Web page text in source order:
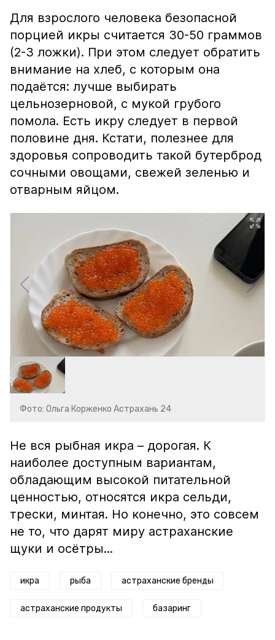
Для взрослого человека безопасной
порцией икры считается 30-50 граммов
(2-3 ложки). При этом следует обратить
внимание на хлеб, с которым она
подаётся: лучше выбирать
цельнозерновой, с мукой грубого
помола. Есть икру следует в первой
половине дня. Кстати, полезнее для
здоровья сопроводить такой бутерброд
сочными овощами, свежей зеленью и
отварным яйцом.
Фото: Ольга Корженко Астрахань 24
Не вся рыбная икра – дорогая. К
наиболее доступным вариантам,
обладающим высокой питательной
ценностью, относятся икра сельди,
трески, минтая. Но конечно, это совсем
не то, что дарят миру астраханские
щуки и осётры...
икра рыба астраханские бренды
астраханские продукты базаринг